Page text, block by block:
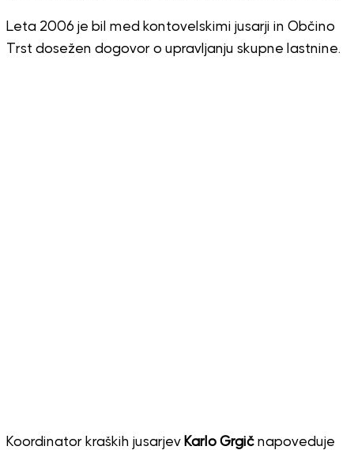
Leta 2006 je bil med kontovelskimi jusarji in Občino
Trst dosežen dogovor o upravljanju skupne lastnine.
Koordinator kraških jusarjev Karlo Grgičnapoveduje